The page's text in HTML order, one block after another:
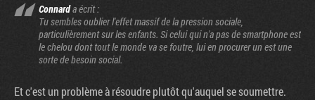
Connarda écrit :
Tu sembles oublier l'effet massif de la pression sociale,
particulièrement sur les enfants. Si celui qui n'a pas de smartphone est
le chelou dont tout le monde va se foutre, lui en procurer un est une
sorte de besoin social.
Et c'est un problème à résoudre plutôt qu'auquel se soumettre.